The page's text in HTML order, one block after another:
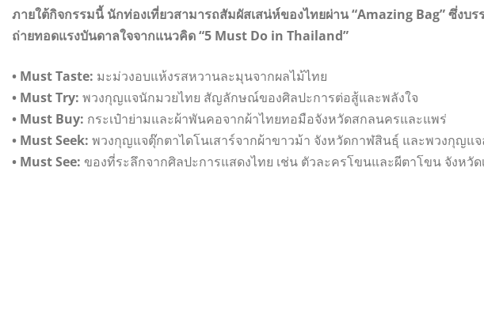
ภายใต้กิจกรรมนี้ นักท่องเที่ยวสามารถสัมผัสเสน่ห์ของไทยผ่าน “Amazing Bag” ซึ่งบ
ถ่ายทอดแรงบันดาลใจจากแนวคิด “5 Must Do in Thailand”
• Must Taste: มะม่วงอบแห้งรสหวานละมุนจากผลไม้ไทย
• Must Try: พวงกุญแจนักมวยไทย สัญลักษณ์ของศิลปะการต่อสู้และพลังใจ
• Must Buy: กระเป๋าย่ามและผ้าพันคอจากผ้าไทยทอมือจังหวัดสกลนครและแพร่
• Must Seek: พวงกุญแจตุ๊กตาไดโนเสาร์จากผ้าขาวม้า จังหวัดกาฬสินธุ์ และพวงกุญแ
• Must See: ของที่ระลึกจากศิลปะการแสดงไทย เช่น ตัวละครโขนและผีตาโขน จังหวัด